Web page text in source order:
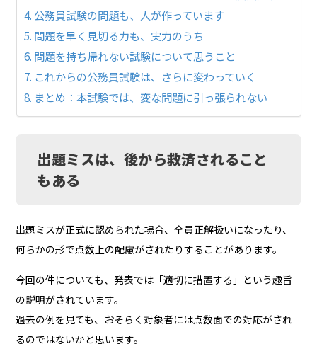
公務員試験の問題も、人が作っています
問題を早く見切る力も、実力のうち
問題を持ち帰れない試験について思うこと
これからの公務員試験は、さらに変わっていく
まとめ：本試験では、変な問題に引っ張られない
出題ミスは、後から救済されること
もある
出題ミスが正式に認められた場合、全員正解扱いになったり、
何らかの形で点数上の配慮がされたりすることがあります。
今回の件についても、発表では「適切に措置する」という趣旨
の説明がされています。
過去の例を見ても、おそらく対象者には点数面での対応がされ
るのではないかと思います。